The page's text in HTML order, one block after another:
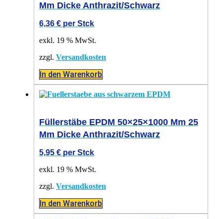
Mm Dicke Anthrazit/schwarz
6,36 € per Stck
exkl. 19 % MwSt.
zzgl. Versandkosten
In den Warenkorb
Füllerstäbe EPDM 50×25×1000 Mm 25
Mm Dicke Anthrazit/schwarz
5,95 € per Stck
exkl. 19 % MwSt.
zzgl. Versandkosten
In den Warenkorb